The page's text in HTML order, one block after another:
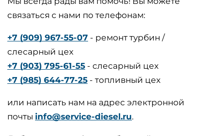
связаться с нами по телефонам:
+7 (909) 967-55-07 - ремонт турбин /
слесарный цех
+7 (903) 795-61-55 - слесарный цех
+7 (985) 644-77-25 - топливный цех
или написать нам на адрес электронной
почты info@service-diesel.ru.